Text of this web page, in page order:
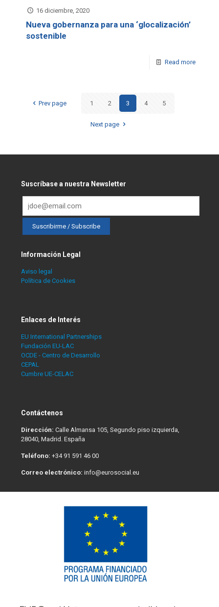
16 diciembre, 2020
Nueva gobernanza para una ‘glocalización’
sostenible
Read more
Prev page 1 2 3 4 5
Next page
Suscríbase a nuestra Newsletter
Información Legal
Aviso legal
Política de Cookies
Enlaces de Interés
EU International Partnerships
Fundación EU-LAC
OCDE - Centro de Desarrollo
CEPAL
Cumbre UE-CELAC
Contáctenos
Dirección: Calle Almansa 105, Segundo piso izquierda,
28040, Madrid. España
Teléfono: +34 91 591 46 00
Correo electrónico: info@eurosocial.eu